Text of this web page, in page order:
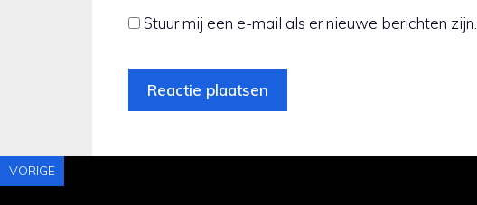
Stuur mij een e-mail als er nieuwe berichten zijn.
VORIGE